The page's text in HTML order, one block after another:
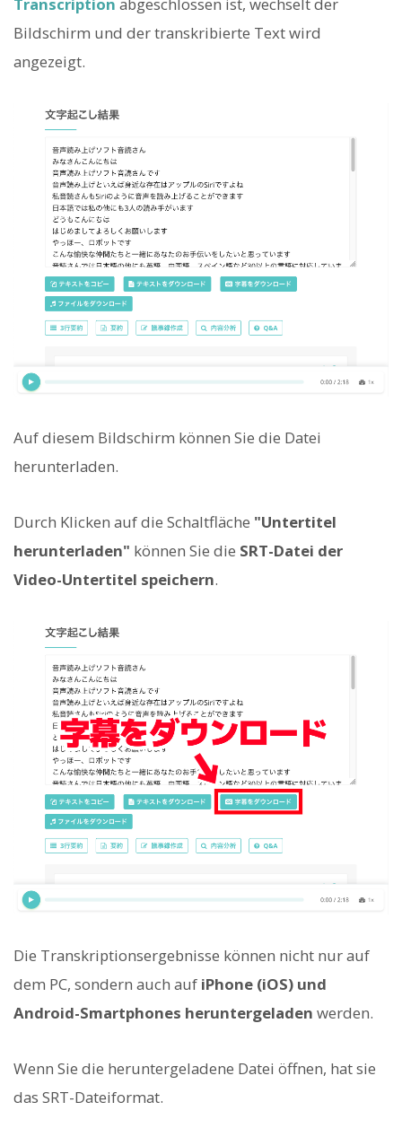
Transcription abgeschlossen ist, wechselt der
Bildschirm und der transkribierte Text wird
angezeigt.
Auf diesem Bildschirm können Sie die Datei
herunterladen.
Durch Klicken auf die Schaltfläche "Untertitel
herunterladen" können Sie die SRT-Datei der
Video-Untertitel speichern.
Die Transkriptionsergebnisse können nicht nur auf
dem PC, sondern auch auf iPhone (iOS) und
Android-Smartphones heruntergeladen werden.
Wenn Sie die heruntergeladene Datei öffnen, hat sie
das SRT-Dateiformat.